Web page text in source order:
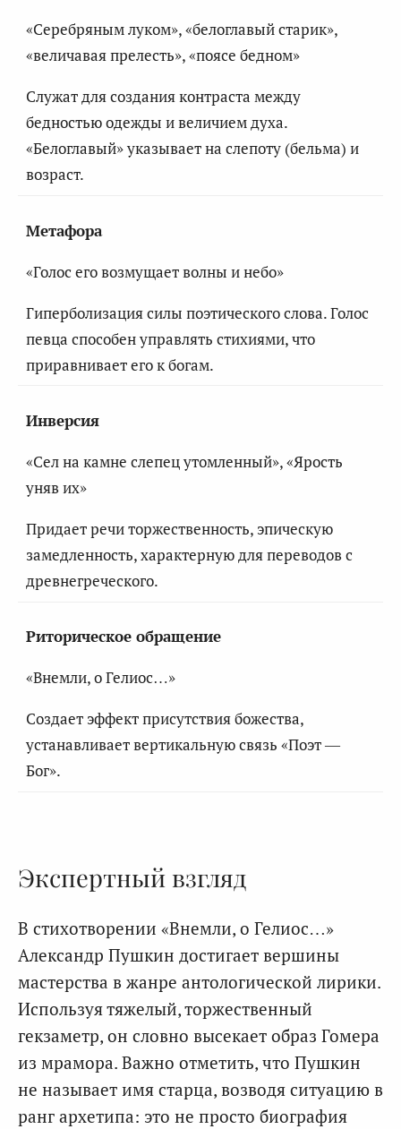
«Серебряным луком», «белоглавый старик»,
«величавая прелесть», «поясе бедном»
Служат для создания контраста между
бедностью одежды и величием духа.
«Белоглавый» указывает на слепоту (бельма) и
возраст.
Метафора
«Голос его возмущает волны и небо»
Гиперболизация силы поэтического слова. Голос
певца способен управлять стихиями, что
приравнивает его к богам.
Инверсия
«Сел на камне слепец утомленный», «Ярость
уняв их»
Придает речи торжественность, эпическую
замедленность, характерную для переводов с
древнегреческого.
Риторическое обращение
«Внемли, о Гелиос…»
Создает эффект присутствия божества,
устанавливает вертикальную связь «Поэт —
Бог».
Экспертный взгляд
В стихотворении «Внемли, о Гелиос…»
Александр Пушкин достигает вершины
мастерства в жанре антологической лирики.
Используя тяжелый, торжественный
гекзаметр, он словно высекает образ Гомера
из мрамора. Важно отметить, что Пушкин
не называет имя старца, возводя ситуацию в
ранг архетипа: это не просто биография